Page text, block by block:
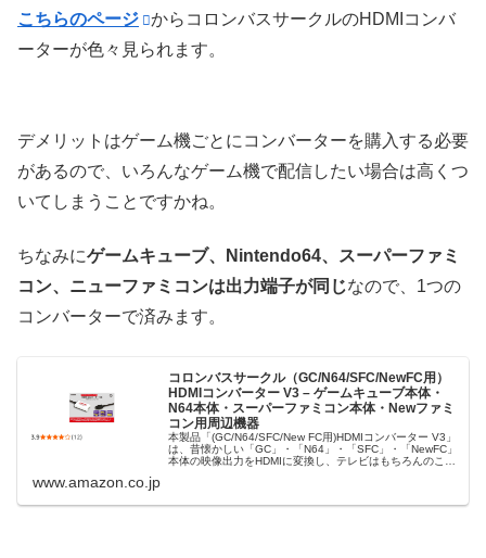
こちらのページ
からコロンバスサークルのHDMIコンバ
ーターが色々見られます。
デメリットはゲーム機ごとにコンバーターを購入する必要
があるので、いろんなゲーム機で配信したい場合は高くつ
いてしまうことですかね。
ちなみにゲームキューブ、Nintendo64、スーパーファミ
コン、ニューファミコンは出力端子が同じなので、1つの
コンバーターで済みます。
コロンバスサークル（GC/N64/SFC/NewFC用）
HDMIコンバーター V3 – ゲームキューブ本体・
N64本体・スーパーファミコン本体・Newファミ
コン用周辺機器
本製品「(GC/N64/SFC/New FC用)HDMIコンバーター V3」
は、昔懐かしい「GC」・「N64」・「SFC」・「NewFC」
本体の映像出力をHDMIに変換し、テレビはもちろんのこ
www.amazon.co.jp